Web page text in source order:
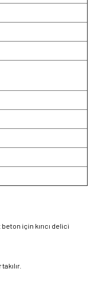
için kırıcı delici